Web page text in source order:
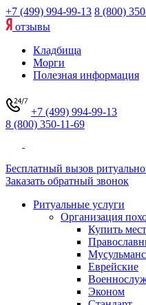
+7 (499) 994-99-13 8 (800)
отзывы
Кладбища
Морги
Полезная информация
+7 (499) 994-99-13
8 (800) 350-11-69
Бесплатный вызов
Заказать обратный звонок
Ритуальные услуги
Организация
Купить
Еврейские
Эконом